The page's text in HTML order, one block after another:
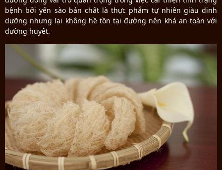
bệnh bởi yến sào bản chất là thực phẩm tự nhiên giàu dinh
dưỡng nhưng lại không hề tồn tại đường nên khá an toàn với
đường huyết.